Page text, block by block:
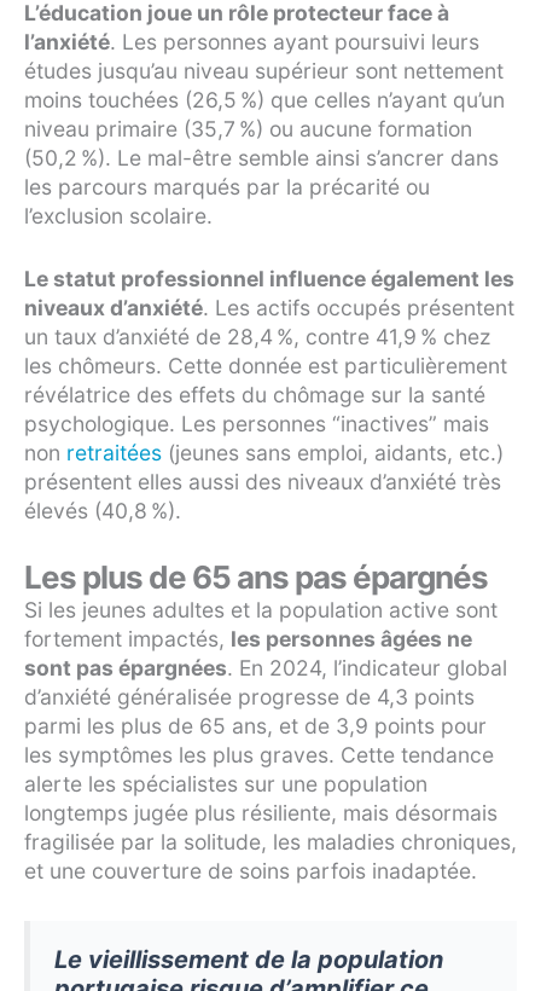
L’éducation joue un rôle protecteur face à
l’anxiété. Les personnes ayant poursuivi leurs
études jusqu’au niveau supérieur sont nettement
moins touchées (26,5 %) que celles n’ayant qu’un
niveau primaire (35,7 %) ou aucune formation
(50,2 %). Le mal-être semble ainsi s’ancrer dans
les parcours marqués par la précarité ou
l’exclusion scolaire.
Le statut professionnel influence également les
niveaux d’anxiété. Les actifs occupés présentent
un taux d’anxiété de 28,4 %, contre 41,9 % chez
les chômeurs. Cette donnée est particulièrement
révélatrice des effets du chômage sur la santé
psychologique. Les personnes “inactives” mais
non retraitées (jeunes sans emploi, aidants, etc.)
présentent elles aussi des niveaux d’anxiété très
élevés (40,8 %).
Les plus de 65 ans pas épargnés
Si les jeunes adultes et la population active sont
fortement impactés, les personnes âgées ne
sont pas épargnées. En 2024, l’indicateur global
d’anxiété généralisée progresse de 4,3 points
parmi les plus de 65 ans, et de 3,9 points pour
les symptômes les plus graves. Cette tendance
alerte les spécialistes sur une population
longtemps jugée plus résiliente, mais désormais
fragilisée par la solitude, les maladies chroniques,
et une couverture de soins parfois inadaptée.
Le vieillissement de la population